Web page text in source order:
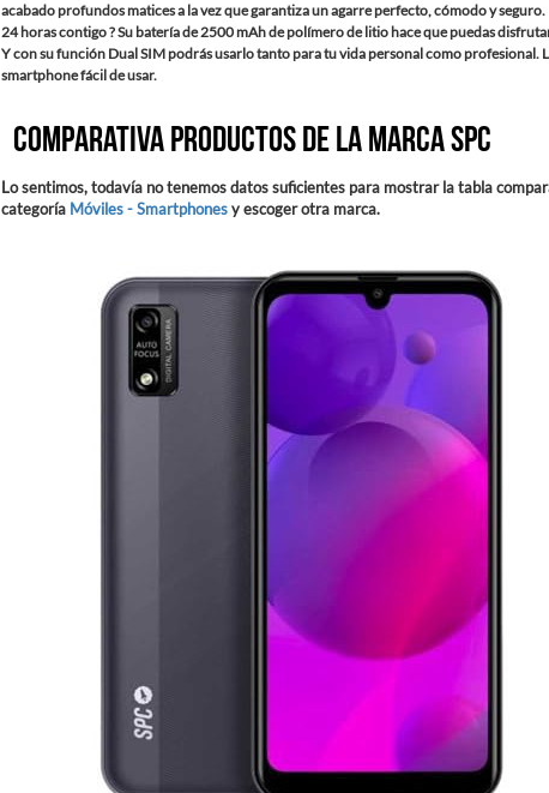
acabado profundos matices a la vez que garantiza un agarre perfecto, cómodo y seguro.
24 horas contigo ? Su batería de 2500 mAh de polímero de litio hace que puedas
Y con su función Dual SIM podrás usarlo tanto para tu vida personal como profesional.
smartphone fácil de usar.
Comparativa productos de la marca SPC
Lo sentimos, todavía no tenemos datos suficientes para mostrar la tabla
categoría Móviles - Smartphonesy escoger otra marca.